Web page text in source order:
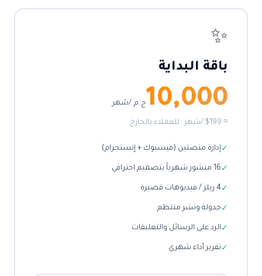
✨
باقة البداية
10,000ج.م /شهر
≈ $199 /شهر · للعملاء بالخارج
✓إدارة منصتين (فيسبوك + إنستجرام)
✓ 16 منشور شهرياً بتصميم احترافي
✓4 ريلز / فيديوهات قصيرة
✓ جدولة ونشر منتظم
✓ الرد على الرسائل والتعليقات
✓ تقرير أداء شهري